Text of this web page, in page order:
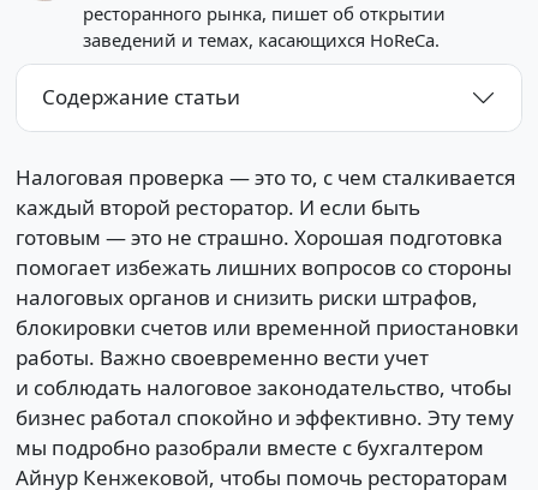
ресторанного рынка, пишет об открытии
заведений и темах, касающихся HoReCa.
Содержание статьи
Налоговая проверка — это то, с чем сталкивается
каждый второй ресторатор. И если быть
готовым — это не страшно. Хорошая подготовка
помогает избежать лишних вопросов со стороны
налоговых органов и снизить риски штрафов,
блокировки счетов или временной приостановки
работы. Важно своевременно вести учет
и соблюдать налоговое законодательство, чтобы
бизнес работал спокойно и эффективно. Эту тему
мы подробно разобрали вместе с бухгалтером
Айнур Кенжековой, чтобы помочь рестораторам